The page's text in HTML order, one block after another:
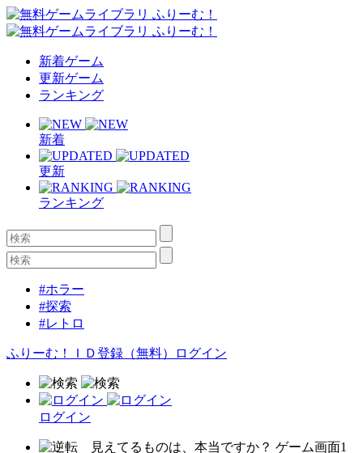
新着ゲーム
更新ゲーム
ランキング
新着
更新
ランキング
#ホラー
#探索
#レトロ
ふりーむ！ＩＤ登録（無料） ログイン
ログイン